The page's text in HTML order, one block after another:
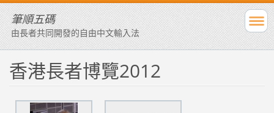
筆順五碼
由長者共同開發的自由中文輸入法
香港長者博覽2012